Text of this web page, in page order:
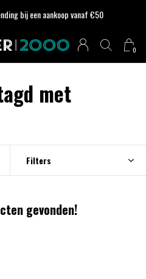
0
bij een aankoop vanaf €50
met
Filters
gevonden!